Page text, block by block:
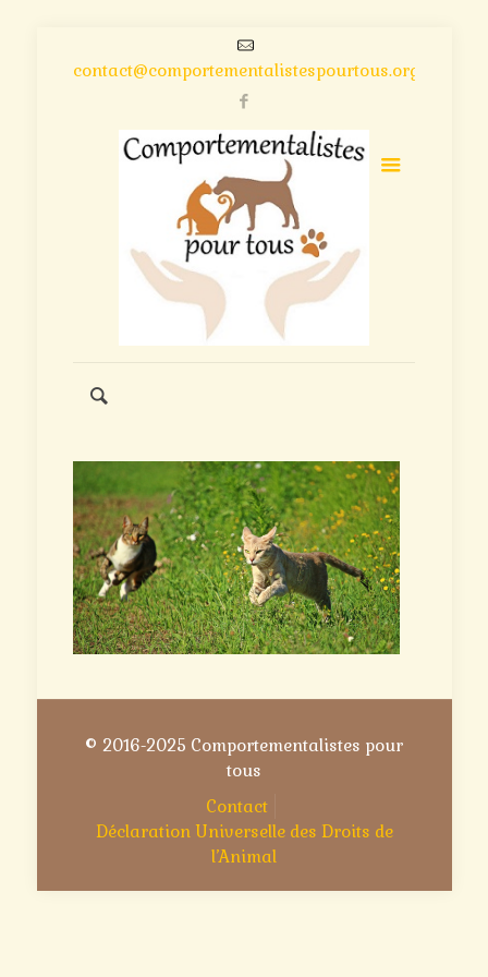
contact@comportementalistespourtous.org
© 2016-2025 Comportementalistes pour
tous
Contact
Déclaration Universelle des Droits de
l’Animal